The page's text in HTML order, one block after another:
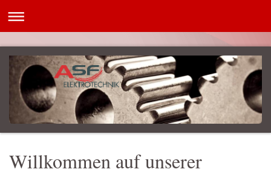
Willkommen auf unserer